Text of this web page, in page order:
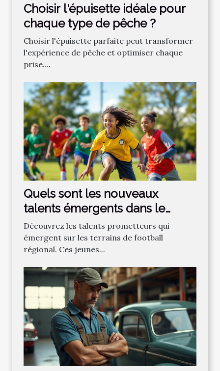
Choisir l'épuisette idéale pour
chaque type de pêche ?
Choisir l'épuisette parfaite peut transformer
l'expérience de pêche et optimiser chaque
prise....
Quels sont les nouveaux
talents émergents dans le
football régional ?
Découvrez les talents prometteurs qui
émergent sur les terrains de football
régional. Ces jeunes...